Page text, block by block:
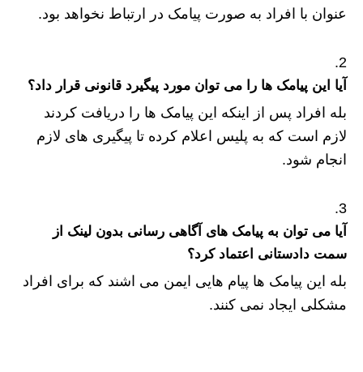
عنوان با افراد به صورت پیامک در ارتباط نخواهد بود.
آیا این پیامک ها را می توان مورد پیگیرد قانونی قرار داد؟
بله افراد پس از اینکه این پیامک ها را دریافت کردند
لازم است که به پلیس اعلام کرده تا پیگیری های لازم
انجام شود.
آیا می توان به پیامک های آگاهی رسانی بدون لینک از
سمت دادستانی اعتماد کرد؟
بله این پیامک ها پیام هایی ایمن می اشند که برای افراد
مشکلی ایجاد نمی کنند.